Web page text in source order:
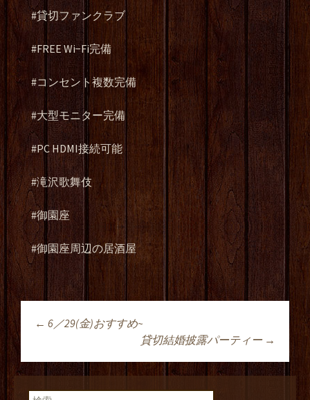
#貸切ファンクラブ
#FREE Wi−Fi完備
#コンセント複数完備
#大型モニター完備
#PC HDMI接続可能
#滝沢歌舞伎
#御園座
#御園座周辺の居酒屋
投稿ナビゲーショ
ン
← 6／29(金)おすすめ~
貸切結婚披露パーティー →
検索: